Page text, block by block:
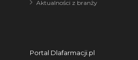
Aktualności z branży
Portal Dlafarmacji.pl